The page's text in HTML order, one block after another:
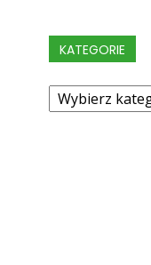
KATEGORIE
Kategorie